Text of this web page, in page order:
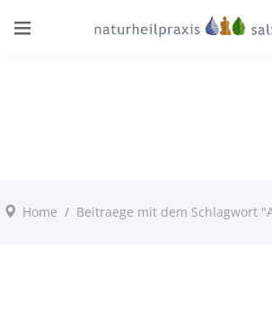
Home / Beitraege mit dem Schlagwort